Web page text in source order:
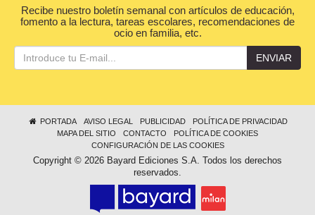
Recibe nuestro boletín semanal con artículos de educación,
fomento a la lectura, tareas escolares, recomendaciones de
ocio en familia, etc.
ENVIAR
PORTADA AVISO LEGAL PUBLICIDAD
POLÍTICA DE PRIVACIDAD
MAPA DEL SITIO
CONTACTO
POLÍTICA DE COOKIES
CONFIGURACIÓN DE LAS COOKIES
Copyright © 2026 Bayard Ediciones S.A. Todos los derechos
reservados.